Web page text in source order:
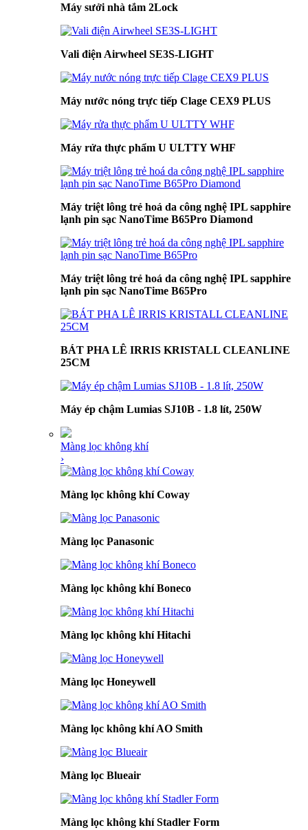
Máy sưởi nhà tắm 2Lock
Vali điện Airwheel SE3S-LIGHT
Máy nước nóng trực tiếp Clage CEX9 PLUS
Máy rửa thực phẩm U ULTTY WHF
Máy triệt lông trẻ hoá da công nghệ IPL sapphire
lạnh pin sạc NanoTime B65Pro Diamond
Máy triệt lông trẻ hoá da công nghệ IPL sapphire
lạnh pin sạc NanoTime B65Pro
BÁT PHA LÊ IRRIS KRISTALL CLEANLINE
25CM
Máy ép chậm Lumias SJ10B - 1.8 lít, 250W
Màng lọc không khí
›
Màng lọc không khí Coway
Màng lọc Panasonic
Màng lọc không khí Boneco
Màng lọc không khí Hitachi
Màng lọc Honeywell
Màng lọc không khí AO Smith
Màng lọc Blueair
Màng lọc không khí Stadler Form